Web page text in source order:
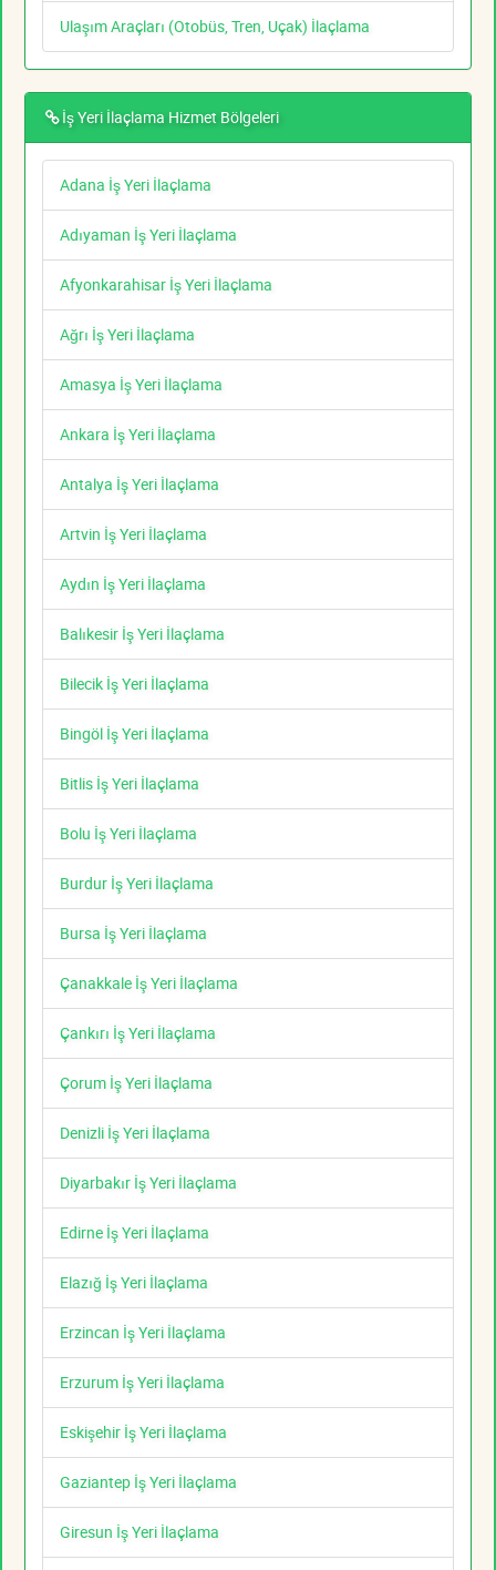
Ulaşım Araçları (Otobüs, Tren, Uçak) İlaçlama
İş Yeri İlaçlama Hizmet Bölgeleri
Adana İş Yeri İlaçlama
Adıyaman İş Yeri İlaçlama
Afyonkarahisar İş Yeri İlaçlama
Ağrı İş Yeri İlaçlama
Amasya İş Yeri İlaçlama
Ankara İş Yeri İlaçlama
Antalya İş Yeri İlaçlama
Artvin İş Yeri İlaçlama
Aydın İş Yeri İlaçlama
Balıkesir İş Yeri İlaçlama
Bilecik İş Yeri İlaçlama
Bingöl İş Yeri İlaçlama
Bitlis İş Yeri İlaçlama
Bolu İş Yeri İlaçlama
Burdur İş Yeri İlaçlama
Bursa İş Yeri İlaçlama
Çanakkale İş Yeri İlaçlama
Çankırı İş Yeri İlaçlama
Çorum İş Yeri İlaçlama
Denizli İş Yeri İlaçlama
Diyarbakır İş Yeri İlaçlama
Edirne İş Yeri İlaçlama
Elazığ İş Yeri İlaçlama
Erzincan İş Yeri İlaçlama
Erzurum İş Yeri İlaçlama
Eskişehir İş Yeri İlaçlama
Gaziantep İş Yeri İlaçlama
Giresun İş Yeri İlaçlama